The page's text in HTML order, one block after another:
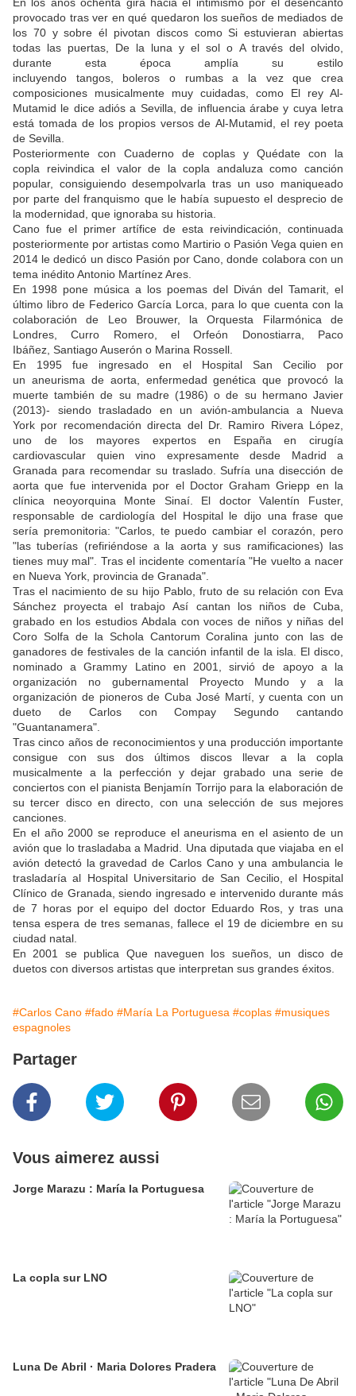
provocado tras ver en qué quedaron los sueños de mediados de
los 70 y sobre él pivotan discos como Si estuvieran abiertas
todas las puertas, De la luna y el sol o A través del olvido,
durante esta época amplía su estilo
incluyendo tangos, boleros o rumbas a la vez que crea
composiciones musicalmente muy cuidadas, como El rey Al-
Mutamid le dice adiós a Sevilla, de influencia árabe y cuya letra
está tomada de los propios versos de Al-Mutamid, el rey poeta
de Sevilla.
Posteriormente con Cuaderno de coplas y Quédate con la
copla reivindica el valor de la copla andaluza como canción
popular, consiguiendo desempolvarla tras un uso maniqueado
por parte del franquismo que le había supuesto el desprecio de
la modernidad, que ignoraba su historia.
Cano fue el primer artífice de esta reivindicación, continuada
posteriormente por artistas como Martirio o Pasión Vega quien en
2014 le dedicó un disco Pasión por Cano, donde colabora con un
tema inédito Antonio Martínez Ares.
En 1998 pone música a los poemas del Diván del Tamarit, el
último libro de Federico García Lorca, para lo que cuenta con la
colaboración de Leo Brouwer, la Orquesta Filarmónica de
Londres, Curro Romero, el Orfeón Donostiarra, Paco
Ibáñez, Santiago Auserón o Marina Rossell.
En 1995 fue ingresado en el Hospital San Cecilio por
un aneurisma de aorta, enfermedad genética que provocó la
muerte también de su madre (1986) o de su hermano Javier
(2013)- siendo trasladado en un avión-ambulancia a Nueva
York por recomendación directa del Dr. Ramiro Rivera López,
uno de los mayores expertos en España en cirugía
cardiovascular quien vino expresamente desde Madrid a
Granada para recomendar su traslado. Sufría una disección de
aorta que fue intervenida por el Doctor Graham Griepp en la
clínica neoyorquina Monte Sinaí. El doctor Valentín Fuster,
responsable de cardiología del Hospital le dijo una frase que
sería premonitoria: "Carlos, te puedo cambiar el corazón, pero
"las tuberías (refiriéndose a la aorta y sus ramificaciones) las
tienes muy mal". Tras el incidente comentaría "He vuelto a nacer
en Nueva York, provincia de Granada".
Tras el nacimiento de su hijo Pablo, fruto de su relación con Eva
Sánchez proyecta el trabajo Así cantan los niños de Cuba,
grabado en los estudios Abdala con voces de niños y niñas del
Coro Solfa de la Schola Cantorum Coralina junto con las de
ganadores de festivales de la canción infantil de la isla. El disco,
nominado a Grammy Latino en 2001, sirvió de apoyo a la
organización no gubernamental Proyecto Mundo y a la
organización de pioneros de Cuba José Martí, y cuenta con un
dueto de Carlos con Compay Segundo cantando
"Guantanamera".
Tras cinco años de reconocimientos y una producción importante
consigue con sus dos últimos discos llevar a la copla
musicalmente a la perfección y dejar grabado una serie de
conciertos con el pianista Benjamín Torrijo para la elaboración de
su tercer disco en directo, con una selección de sus mejores
canciones.
En el año 2000 se reproduce el aneurisma en el asiento de un
avión que lo trasladaba a Madrid. Una diputada que viajaba en el
avión detectó la gravedad de Carlos Cano y una ambulancia le
trasladaría al Hospital Universitario de San Cecilio, el Hospital
Clínico de Granada, siendo ingresado e intervenido durante más
de 7 horas por el equipo del doctor Eduardo Ros, y tras una
tensa espera de tres semanas, fallece el 19 de diciembre en su
ciudad natal.
En 2001 se publica Que naveguen los sueños, un disco de
duetos con diversos artistas que interpretan sus grandes éxitos.
#Carlos Cano #fado #María La Portuguesa #coplas #musiques
espagnoles
Partager
Vous aimerez aussi
Jorge Marazu : María la Portuguesa
La copla sur LNO
Luna De Abril · Maria Dolores Pradera